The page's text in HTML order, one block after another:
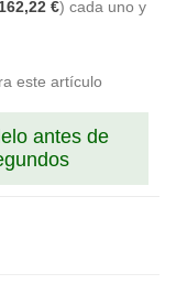
162,22 € cada uno y
este artículo
antes de